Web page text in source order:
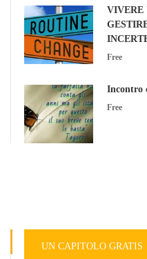
VIVERE
Free
Incontro
Free
UN CAPITOLO GRATIS